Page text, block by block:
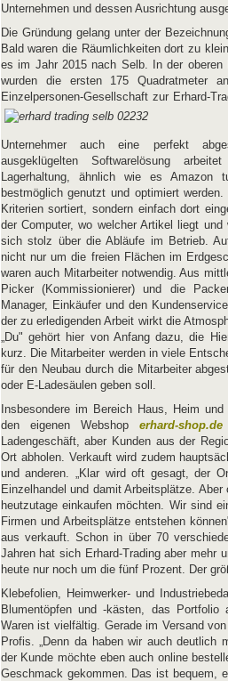
Unternehmen und dessen Ausrichtung
Die Gründung gelang unter der
Bald waren die Räumlichkeiten dort zu
es im Jahr 2015 nach Selb. In der oberen
wurden die ersten 175 Quadratmeter
Einzelpersonen-Gesellschaft zur Erhard-
Unternehmer auch eine perfekt
ausgeklügelten Softwarelösung
Lagerhaltung, ähnlich wie es Amazon
bestmöglich genutzt und optimiert
Kriterien sortiert, sondern einfach dort
der Computer, wo welcher Artikel liegt
sich stolz über die Abläufe im Betrieb.
nicht nur um die freien Flächen im
waren auch Mitarbeiter notwendig. Aus
Picker (Kommissionierer) und die
Manager, Einkäufer und den
der zu erledigenden Arbeit wirkt die
„Du" gehört hier von Anfang dazu, die
kurz. Die Mitarbeiter werden in viele
für den Neubau durch die Mitarbeiter
oder E-Ladesäulen geben soll.
Insbesondere im Bereich Haus, Heim
den eigenen Webshop erhard-shop.de
Ladengeschäft, aber Kunden aus der
Ort abholen. Verkauft wird zudem
und anderen. „Klar wird oft gesagt, der
Einzelhandel und damit Arbeitsplätze.
heutzutage einkaufen möchten. Wir sind
Firmen und Arbeitsplätze entstehen
aus verkauft. Schon in über 70
Jahren hat sich Erhard-Trading aber mehr
heute nur noch um die fünf Prozent. Der
Klebefolien, Heimwerker- und
Blumentöpfen und -kästen, das Portfolio
Waren ist vielfältig. Gerade im Versand
Profis. „Denn da haben wir auch deutlich
der Kunde möchte eben auch online
Geschmack gekommen. Das ist bequem,